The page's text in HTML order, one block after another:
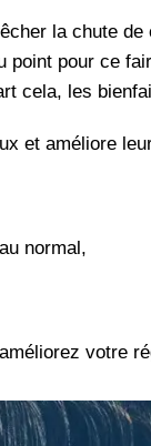
la chute
point pour ce
cela, les
et améliore
normal,
votre